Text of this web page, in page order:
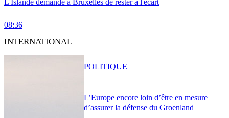
08:36
INTERNATIONAL
L’Europe encore loin d’être en mesure
d’assurer la défense du Groenland
POLITIQUE